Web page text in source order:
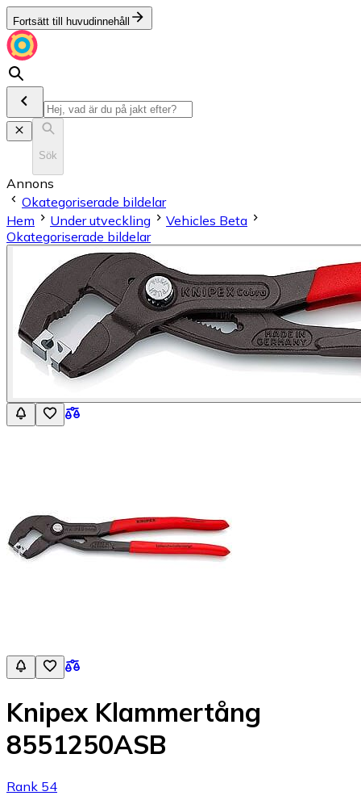
Fortsätt till huvudinnehåll
Sök
Annons
Okategoriserade bildelar
Hem
Under utveckling
Vehicles Beta
Okategoriserade bildelar
Knipex Klammertång
8551250ASB
Rank 54